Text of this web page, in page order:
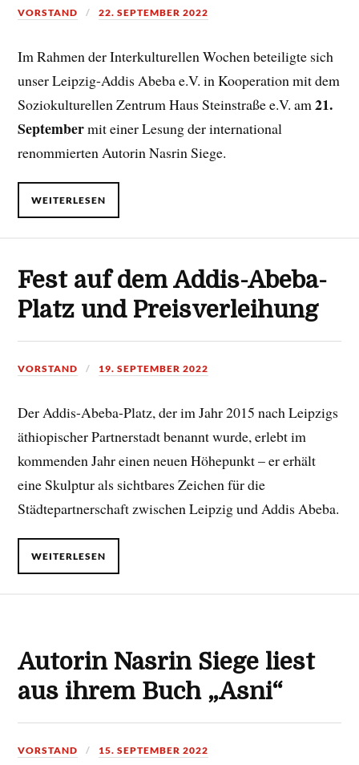
VORSTAND 22. SEPTEMBER 2022
Im Rahmen der Interkulturellen Wochen beteiligte sich
unser Leipzig-Addis Abeba e.V. in Kooperation mit dem
Soziokulturellen Zentrum Haus Steinstraße e.V. am21.
Septembermit einer Lesung der international
renommierten Autorin Nasrin Siege.
WEITERLESEN
Fest auf dem Addis-Abeba-
Platz und Preisverleihung
VORSTAND 19. SEPTEMBER 2022
Der Addis-Abeba-Platz, der im Jahr 2015 nach Leipzigs
äthiopischer Partnerstadt benannt wurde, erlebt im
kommenden Jahr einen neuen Höhepunkt – er erhält
eine Skulptur als sichtbares Zeichen für die
Städtepartnerschaft zwischen Leipzig und Addis Abeba.
WEITERLESEN
Autorin Nasrin Siege liest
aus ihrem Buch „Asni“
VORSTAND 15. SEPTEMBER 2022